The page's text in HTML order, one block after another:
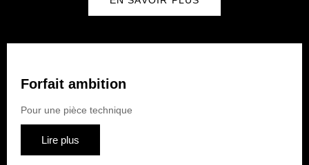
Forfait ambition
Pour une pièce technique
Lire plus